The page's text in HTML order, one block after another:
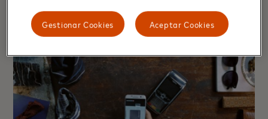
Aceptar Cookies
Gestionar Cookies